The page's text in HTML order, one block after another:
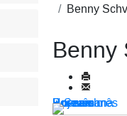
Benny
Benny
Por ano
Por mês
Por semana
Hoje
Ir para o mês